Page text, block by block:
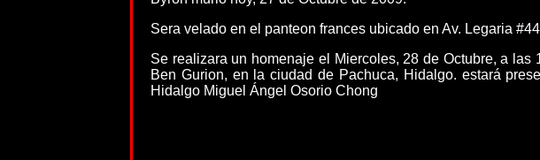
Sera velado en el panteon frances ubicado en Av. Legaria
Se realizara un homenaje el Miercoles, 28 de Octubre, a las
Ben Gurion, en la ciudad de Pachuca, Hidalgo. estará
Hidalgo Miguel Ángel Osorio Chong